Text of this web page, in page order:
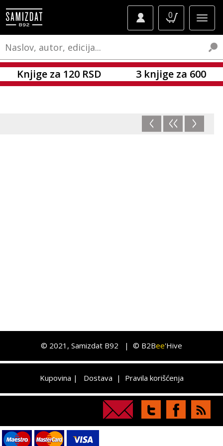
0
Knjige za 120 RSD 3 knjige za 600
< << >
© 2021 , Samizdat B92 | © B2Bee'Hive
Kupovina | Dostava | Pravila korišćenja